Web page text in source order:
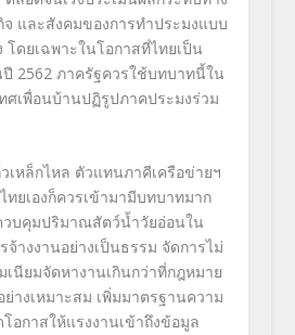
จ และสังคมของการทำประมงแบบ
โดยเฉพาะในโอกาสที่ไทยเป็น
2562 ภาครัฐควรใช้บทบาทนี้ใน
ศเพื่อนบ้านปฏิรูปภาคประมงร่วม
เหล็กไหล ตัวแทนภาคีเครือข่ายฯ
ทยเองก็ควรเข้ามามีบทบาทมาก
วบคุมปริมาณสัตว์น้ำวัยอ่อนใน
างงานอย่างเป็นธรรม จัดการไม่
เนียมจัดหางานเกินกว่าที่กฎหมาย
างเหมาะสม เพิ่มมาตรฐานความ
อกาสให้แรงงานเข้าถึงข้อมูล